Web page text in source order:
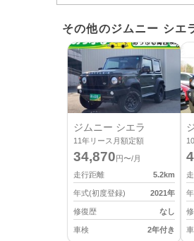
その他のジムニー シエ
ジムニー シエラ
11年リース月額定額
34,870 円〜/月
走行距離
5.2km
年式(初度登録) 2021年
修復歴 なし
車検 2年付き
10